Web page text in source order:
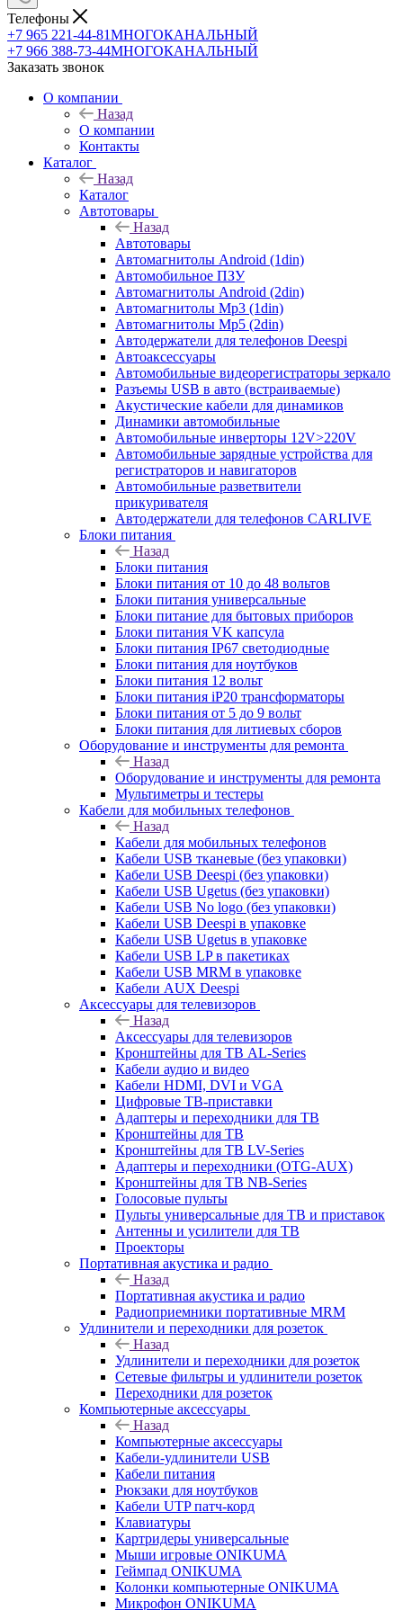
Телефоны
+7 965 221-44-81МНОГОКАНАЛЬНЫЙ
+7 966 388-73-44МНОГОКАНАЛЬНЫЙ
Заказать звонок
О компании
Назад
О компании
Контакты
Каталог
Назад
Каталог
Автотовары
Назад
Автотовары
Автомагнитолы Android (1din)
Автомобильное ПЗУ
Автомагнитолы Android (2din)
Автомагнитолы Mp3 (1din)
Автомагнитолы Mp5 (2din)
Автодержатели для телефонов Deespi
Автоаксессуары
Автомобильные видеорегистраторы зеркало
Разъемы USB в авто (встраиваемые)
Акустические кабели для динамиков
Динамики автомобильные
Автомобильные инверторы 12V>220V
Автомобильные зарядные устройства для
регистраторов и навигаторов
Автомобильные разветвители
прикуривателя
Автодержатели для телефонов CARLIVE
Блоки питания
Назад
Блоки питания
Блоки питания от 10 до 48 вольтов
Блоки питания универсальные
Блоки питание для бытовых приборов
Блоки питания VK капсула
Блоки питания IP67 светодиодные
Блоки питания для ноутбуков
Блоки питания 12 вольт
Блоки питания iP20 трансформаторы
Блоки питания от 5 до 9 вольт
Блоки питания для литиевых сборов
Оборудование и инструменты для ремонта
Назад
Оборудование и инструменты для ремонта
Мультиметры и тестеры
Кабели для мобильных телефонов
Назад
Кабели для мобильных телефонов
Кабели USB тканевые (без упаковки)
Кабели USB Deespi (без упаковки)
Кабели USB Ugetus (без упаковки)
Кабели USB No logo (без упаковки)
Кабели USB Deespi в упаковке
Кабели USB Ugetus в упаковке
Кабели USB LP в пакетиках
Кабели USB MRM в упаковке
Кабели AUX Deespi
Аксессуары для телевизоров
Назад
Аксессуары для телевизоров
Кронштейны для ТВ AL-Series
Кабели аудио и видео
Кабели HDMI, DVI и VGA
Цифровые ТВ-приставки
Адаптеры и переходники для ТВ
Кронштейны для ТВ
Кронштейны для ТВ LV-Series
Адаптеры и переходники (OTG-AUX)
Кронштейны для ТВ NB-Series
Голосовые пульты
Пульты универсальные для ТВ и приставок
Антенны и усилители для ТВ
Проекторы
Портативная акустика и радио
Назад
Портативная акустика и радио
Радиоприемники портативные MRM
Удлинители и переходники для розеток
Назад
Удлинители и переходники для розеток
Сетевые фильтры и удлинители розеток
Переходники для розеток
Компьютерные аксессуары
Назад
Компьютерные аксессуары
Кабели-удлинители USB
Кабели питания
Рюкзаки для ноутбуков
Кабели UTP патч-корд
Клавиатуры
Картридеры универсальные
Мыши игровые ONIKUMA
Геймпад ONIKUMA
Колонки компьютерные ONIKUMA
Микрофон ONIKUMA